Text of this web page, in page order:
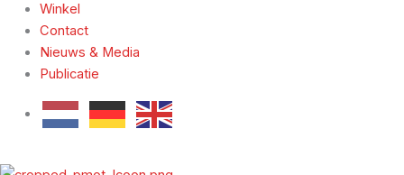
Winkel
Contact
Nieuws & Media
Publicatie